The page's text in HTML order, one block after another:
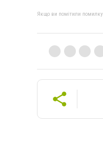
Якщо ви помітили помилку,